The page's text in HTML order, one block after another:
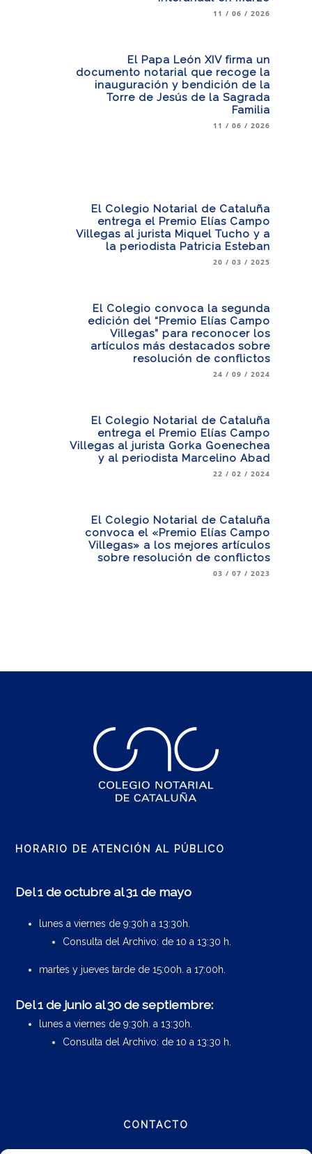
11 / 06 / 2026
El Papa León XIV firma un
documento notarial que recoge la
inauguración y bendición de la
Torre de Jesús de la Sagrada
Familia
11 / 06 / 2026
El Colegio Notarial de Cataluña
entrega el Premio Elías Campo
Villegas al jurista Miquel Tucho y a
la periodista Patricia Esteban
20 / 03 / 2025
El Colegio convoca la segunda
edición del “Premio Elías Campo
Villegas” para reconocer los
artículos más destacados sobre
resolución de conflictos
24 / 09 / 2024
El Colegio Notarial de Cataluña
entrega el Premio Elías Campo
Villegas al jurista Gorka Goenechea
y al periodista Marcelino Abad
22 / 02 / 2024
El Colegio Notarial de Cataluña
convoca el «Premio Elías Campo
Villegas» a los mejores artículos
sobre resolución de conflictos
03 / 07 / 2023
HORARIO DE ATENCIÓN AL PÚBLICO
Del 1 de octubre al 31 de mayo
lunes a viernes de 9:30h a 13:30h.
Consulta del Archivo: de 10 a 13:30 h.
martes y jueves tarde de 15:00h. a 17:00h.
Del 1 de junio al 30 de septiembre:
lunes a viernes de 9:30h. a 13:30h.
Consulta del Archivo: de 10 a 13:30 h.
CONTACTO